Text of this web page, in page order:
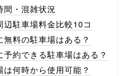
間・混雑状況
辺駐車場料金比較10コ
料の駐車場はある？
約できる駐車場はある？
何時から使用可能？